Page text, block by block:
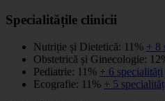
Specialitățile clinicii
Nutriție și Dietetică: 11% + 8
Obstetrică și Ginecologie:
Pediatrie: 11% + 6 specialități
Ecografie: 11% + 5